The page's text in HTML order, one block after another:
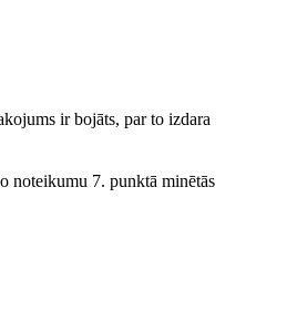
ir bojāts, par to izdara
noteikumu 7. punktā minētās